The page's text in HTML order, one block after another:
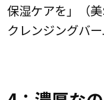
保湿ケアを」（
クレンジングバ